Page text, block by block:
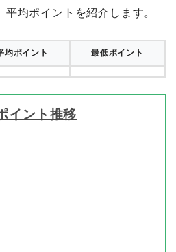
均ポイントを紹介します。
均ポイント 最低ポイント
イント推移